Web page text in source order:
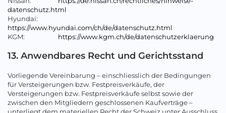
datenschutz.html
Hyundai:
https://www.hyundai.com/ch/de/datenschutz.html
KGM:
https://www.kgm.ch/de/datenschutzerklaerung
13. Anwendbares Recht und Gerichtsstand
Vorliegende Vereinbarung – einschliesslich der Bedingungen
für Versteigerungen bzw. Festpreisverkäufe, der
Versteigerungen bzw. Festpreisverkäufe selbst sowie der
zwischen den Mitgliedern geschlossenen Kaufverträge –